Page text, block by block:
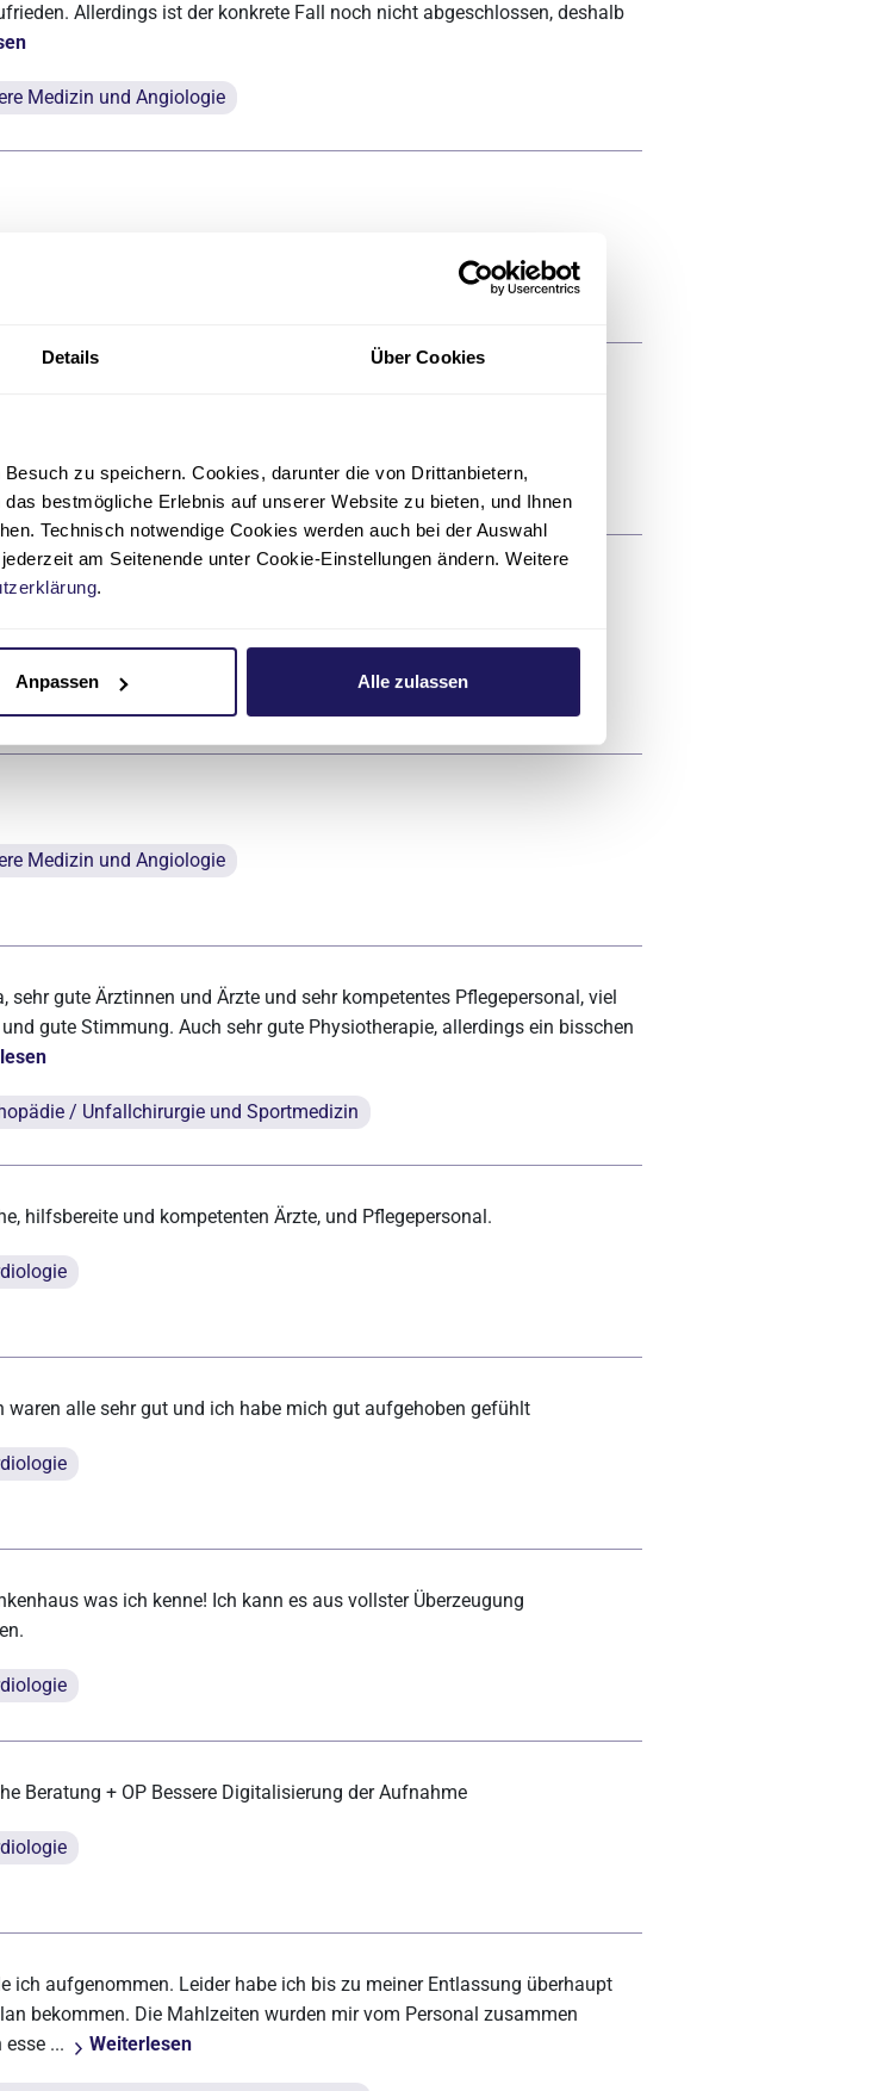
Details Über Cookies
zu speichern. Cookies, darunter die von Drittanbietern,
bestmögliche Erlebnis auf unserer Website zu bieten, und Ihnen
Technisch notwendige Cookies werden auch bei der Auswahl
am Seitenende unter Cookie-Einstellungen ändern. Weitere
.
Anpassen Alle zulassen
Allerdings ist der konkrete Fall noch nicht abgeschlossen, deshalb
Medizin und Angiologie
mitteilsame Ärzte, äußerst sympathisches Pflegepersonal, das
und endovaskuläre Therapie
Ärzte am Patienten und jeder verordnet etwas anderes was dann
Medizin und Angiologie
sehr gute Ärztinnen und Ärzte und sehr kompetentes Pflegepersonal, viel
gute Stimmung. Auch sehr gute Physiotherapie, allerdings ein bisschen
/ Unfallchirurgie und Sportmedizin
hilfsbereite und kompetenten Ärzte, und Pflegepersonal.
waren alle sehr gut und ich habe mich gut aufgehoben gefühlt
was ich kenne! Ich kann es aus vollster Überzeugung
Beratung + OP Bessere Digitalisierung der Aufnahme
ich aufgenommen. Leider habe ich bis zu meiner Entlassung überhaupt
bekommen. Die Mahlzeiten wurden mir vom Personal zusammen
...
Weiterlesen